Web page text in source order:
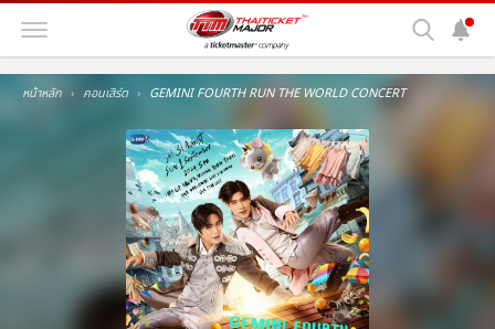
หน้าหลัก คอนเสิร์ต GEMINI FOURTH RUN THE WORLD CONCERT